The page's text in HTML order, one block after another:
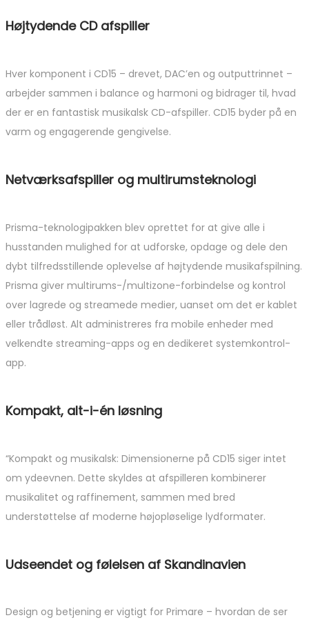
Højtydende CD afspiller
Hver komponent i CD15 – drevet, DAC’en og outputtrinnet –
arbejder sammen i balance og harmoni og bidrager til, hvad
der er en fantastisk musikalsk CD-afspiller. CD15 byder på en
varm og engagerende gengivelse.
Netværksafspiller og multirumsteknologi
Prisma-teknologipakken blev oprettet for at give alle i
husstanden mulighed for at udforske, opdage og dele den
dybt tilfredsstillende oplevelse af højtydende musikafspilning.
Prisma giver multirums-/multizone-forbindelse og kontrol
over lagrede og streamede medier, uanset om det er kablet
eller trådløst. Alt administreres fra mobile enheder med
velkendte streaming-apps og en dedikeret systemkontrol-
app.
Kompakt, alt-i-én løsning
“Kompakt og musikalsk: Dimensionerne på CD15 siger intet
om ydeevnen. Dette skyldes at afspilleren kombinerer
musikalitet og raffinement, sammen med bred
understøttelse af moderne højopløselige lydformater.
Udseendet og følelsen af ​​Skandinavien
Design og betjening er vigtigt for Primare – hvordan de ser